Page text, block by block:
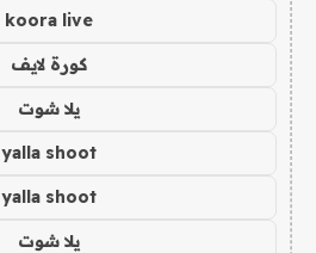
koora live
كورة لايف
يلا شوت
yalla shoot
yalla shoot
يلا شوت